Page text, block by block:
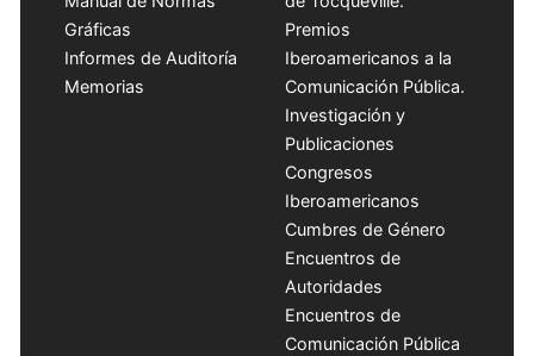
Gráficas
Informes de Auditoría
Memorias
Premios
Iberoamericanos a la
Comunicación Pública.
Investigación y
Publicaciones
Congresos
Iberoamericanos
Cumbres de Género
Encuentros de
Autoridades
Encuentros de
Comunicación Pública